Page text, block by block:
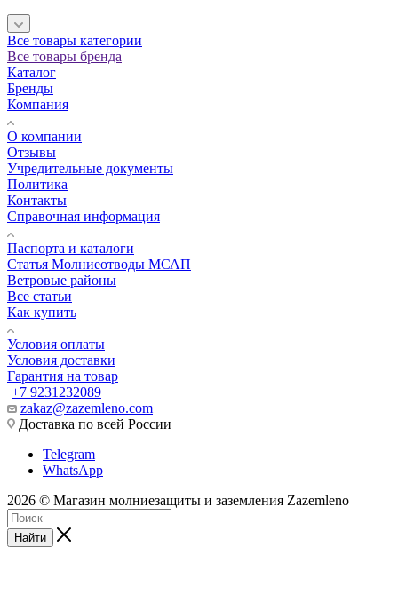
Все товары категории
Все товары бренда
Каталог
Бренды
Компания
О компании
Отзывы
Учредительные документы
Политика
Контакты
Справочная информация
Паспорта и каталоги
Статья Молниеотводы МСАП
Ветровые районы
Все статьи
Как купить
Условия оплаты
Условия доставки
Гарантия на товар
+7 9231232089
zakaz@zazemleno.com
Доставка по всей России
Telegram
WhatsApp
2026 © Магазин молниезащиты и заземления Zazemleno
Найти